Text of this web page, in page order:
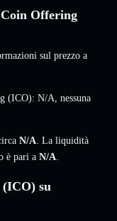
Offering
sul prezzo a
(ICO): N/A, nessuna
N/A. La liquidità
è pari a N/A.
su